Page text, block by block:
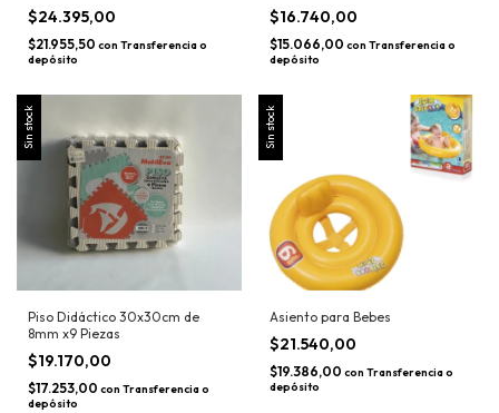
$24.395,00
$21.955,50 con Transferencia o
depósito
$16.740,00
$15.066,00 con Transferencia o
depósito
Sin stock
Piso Didáctico 30x30cm de
8mm x9 Piezas
$19.170,00
$17.253,00 con Transferencia o
depósito
Sin stock
Asiento para Bebes
$21.540,00
$19.386,00 con Transferencia o
depósito